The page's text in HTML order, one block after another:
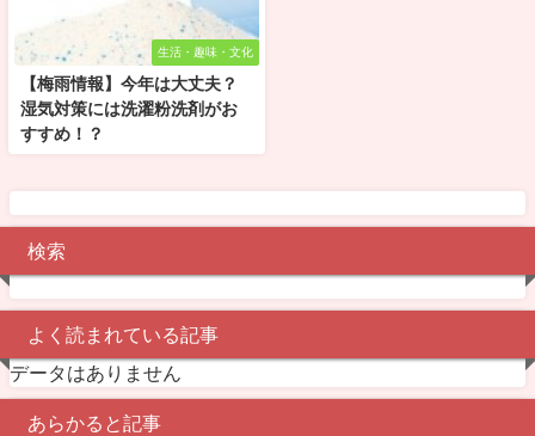
生活・趣味・文化
【梅雨情報】今年は大丈夫？
湿気対策には洗濯粉洗剤がお
すすめ！？
検索
よく読まれている記事
データはありません
あらかると記事